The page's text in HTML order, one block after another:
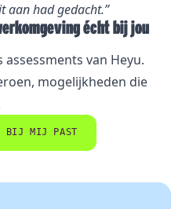
aan had gedacht.”
écht bij jou
van Heyu.
mogelijkheden die
BIJ MIJ PAST